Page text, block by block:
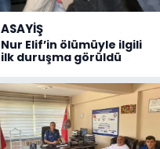
ASAYİŞ
Nur Elif’in ölümüyle ilgili
ilk duruşma görüldü